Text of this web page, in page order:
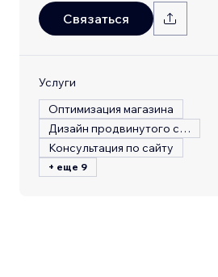
Связаться
Услуги
Оптимизация магазина
Дизайн продвинутого сайта
Консультация по сайту
+ еще 9